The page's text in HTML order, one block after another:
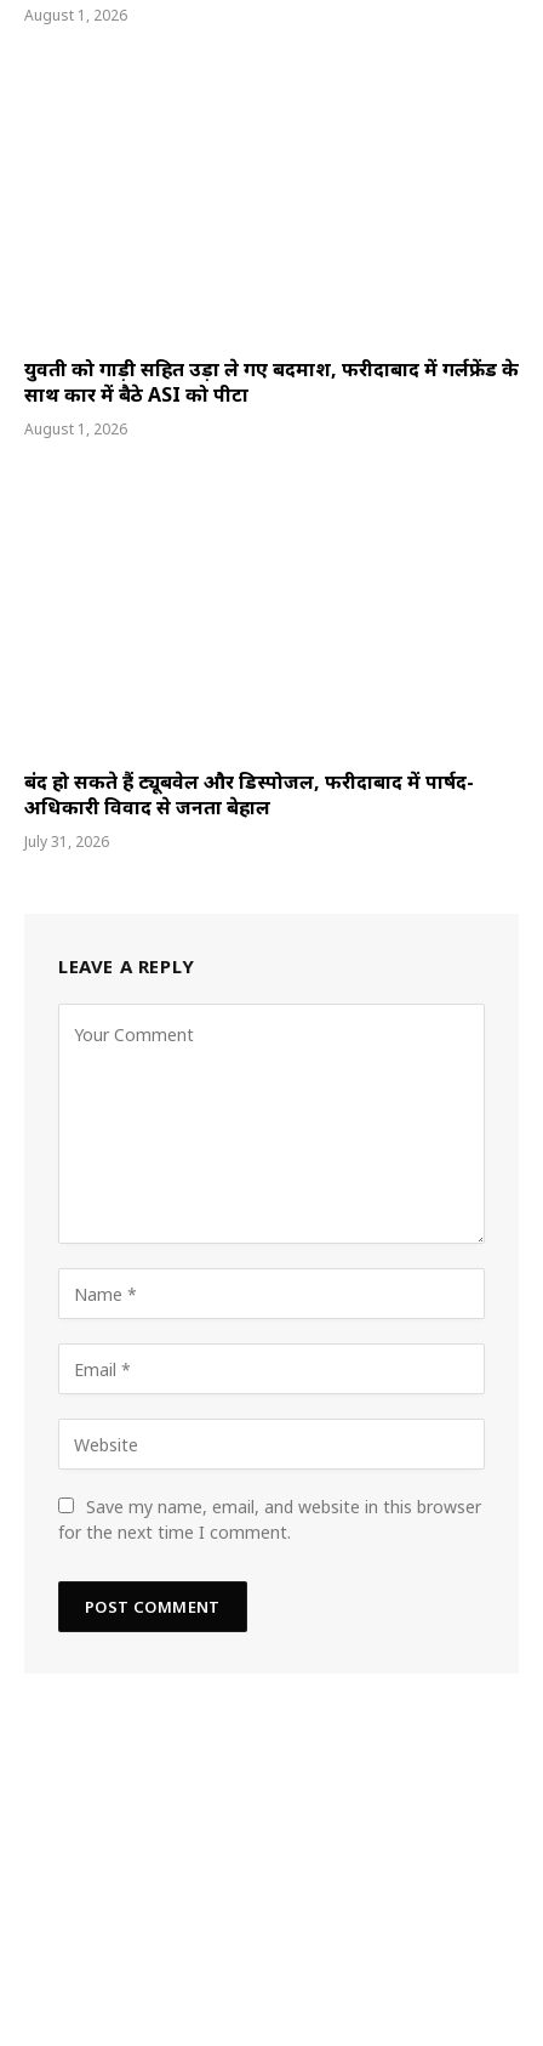
August 1, 2026
युवती को गाड़ी सहित उड़ा ले गए बदमाश, फरीदाबाद में गर्लफ्रेंड के
साथ कार में बैठे ASI को पीटा
August 1, 2026
बंद हो सकते हैं ट्यूबवेल और डिस्पोजल, फरीदाबाद में पार्षद-
अधिकारी विवाद से जनता बेहाल
July 31, 2026
LEAVE A REPLY
Save my name, email, and website in this browser
for the next time I comment.